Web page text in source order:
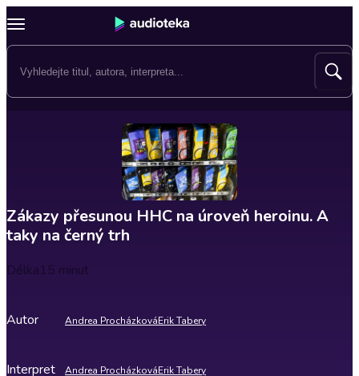
Zákazy přesunou HHC na úroveň heroinu. A
taky na černý trh
Délka15 minut
Autor Andrea ProcházkováErik Tabery
Interpret Andrea ProcházkováErik Tabery